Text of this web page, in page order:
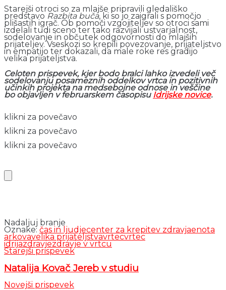
Starejši otroci so za mlajše pripravili gledališko
predstavo Razbita buča, ki so jo zaigrali s pomočjo
plišastih igrač. Ob pomoči vzgojiteljev so otroci sami
izdelali tudi sceno ter tako razvijali ustvarjalnost,
sodelovanje in občutek odgovornosti do mlajših
prijateljev. Vseskozi so krepili povezovanje, prijateljstvo
in empatijo ter dokazali, da male roke res gradijo
velika prijateljstva.
Celoten prispevek, kjer bodo bralci lahko izvedeli več
sodelovanju posameznih oddelkov vrtca in pozitivnih
učinkih projekta na medsebojne odnose in veščine
bo objavljen v februarskem časopisu Idrijske novice.
klikni za povečavo
klikni za povečavo
klikni za povečavo
Nadaljuj branje
Oznake: čas in ljudjecenter za krepitev zdravjaenota
arkovavelika prijateljstvavrtecvrtec
idrijazdravjezdravje v vrtcu
Starejši prispevek
Natalija Kovač Jereb v studiu
Novejši prispevek